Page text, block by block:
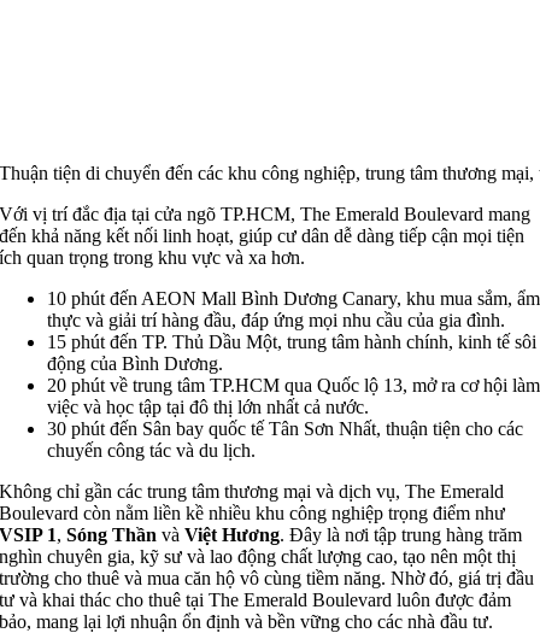
Thuận tiện di chuyển đến các khu công nghiệp, trung tâm thương
Với vị trí đắc địa tại cửa ngõ TP.HCM, The Emerald Boulevard mang
đến khả năng kết nối linh hoạt, giúp cư dân dễ dàng tiếp cận mọi tiện
ích quan trọng trong khu vực và xa hơn.
10 phút đến AEON Mall Bình Dương Canary, khu mua sắm, ẩm
thực và giải trí hàng đầu, đáp ứng mọi nhu cầu của gia đình.
15 phút đến TP. Thủ Dầu Một, trung tâm hành chính, kinh tế sôi
động của Bình Dương.
20 phút về trung tâm TP.HCM qua Quốc lộ 13, mở ra cơ hội làm
việc và học tập tại đô thị lớn nhất cả nước.
30 phút đến Sân bay quốc tế Tân Sơn Nhất, thuận tiện cho các
chuyến công tác và du lịch.
Không chỉ gần các trung tâm thương mại và dịch vụ, The Emerald
Boulevard còn nằm liền kề nhiều khu công nghiệp trọng điểm như
VSIP 1,Sóng Thần vàViệt Hương. Đây là nơi tập trung hàng trăm
nghìn chuyên gia, kỹ sư và lao động chất lượng cao, tạo nên một thị
trường cho thuê và mua căn hộ vô cùng tiềm năng. Nhờ đó, giá trị đầu
tư và khai thác cho thuê tại The Emerald Boulevard luôn được đảm
bảo, mang lại lợi nhuận ổn định và bền vững cho các nhà đầu tư.